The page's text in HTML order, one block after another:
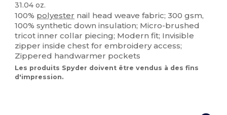
31.04 oz.
100% polyester nail head weave fabric; 300 gsm,
100% synthetic down insulation; Micro-brushed
tricot inner collar piecing; Modern fit; Invisible
zipper inside chest for embroidery access;
Zippered handwarmer pockets
Les produits Spyder doivent être vendus à des fins
d'impression.